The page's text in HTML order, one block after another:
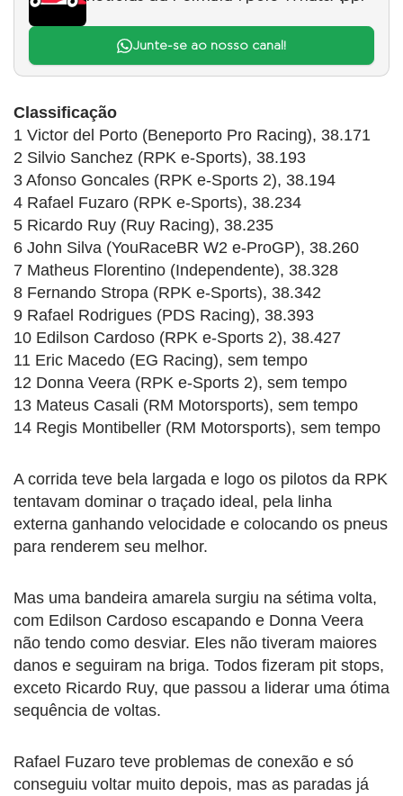
Junte-se ao nosso canal!
Classificação
1 Victor del Porto (Beneporto Pro Racing), 38.171
2 Silvio Sanchez (RPK e-Sports), 38.193
3 Afonso Goncales (RPK e-Sports 2), 38.194
4 Rafael Fuzaro (RPK e-Sports), 38.234
5 Ricardo Ruy (Ruy Racing), 38.235
6 John Silva (YouRaceBR W2 e-ProGP), 38.260
7 Matheus Florentino (Independente), 38.328
8 Fernando Stropa (RPK e-Sports), 38.342
9 Rafael Rodrigues (PDS Racing), 38.393
10 Edilson Cardoso (RPK e-Sports 2), 38.427
11 Eric Macedo (EG Racing), sem tempo
12 Donna Veera (RPK e-Sports 2), sem tempo
13 Mateus Casali (RM Motorsports), sem tempo
14 Regis Montibeller (RM Motorsports), sem tempo
A corrida teve bela largada e logo os pilotos da RPK
tentavam dominar o traçado ideal, pela linha
externa ganhando velocidade e colocando os pneus
para renderem seu melhor.
Mas uma bandeira amarela surgiu na sétima volta,
com Edilson Cardoso escapando e Donna Veera
não tendo como desviar. Eles não tiveram maiores
danos e seguiram na briga. Todos fizeram pit stops,
exceto Ricardo Ruy, que passou a liderar uma ótima
sequência de voltas.
Rafael Fuzaro teve problemas de conexão e só
conseguiu voltar muito depois, mas as paradas já